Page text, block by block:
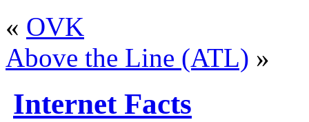
« OVK
Above the Line (ATL) »
Internet Facts